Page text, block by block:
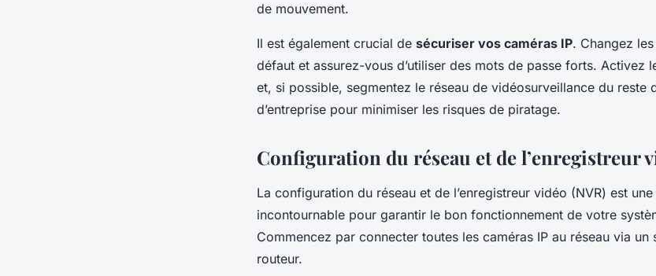
de mouvement.
Il est également crucial de sécuriser vos caméras IP. Changez
défaut et assurez-vous d’utiliser des mots de passe forts. Activez
et, si possible, segmentez le réseau de vidéosurveillance du reste
d’entreprise pour minimiser les risques de piratage.
Configuration du réseau et de l’enregistreur
La configuration du réseau et de l’enregistreur vidéo (NVR) est
incontournable pour garantir le bon fonctionnement de votre
Commencez par connecter toutes les caméras IP au réseau via un
routeur.